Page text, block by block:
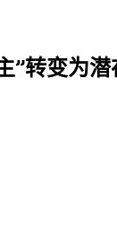
”转变为